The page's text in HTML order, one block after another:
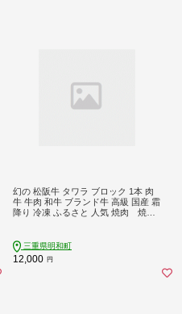
幻の 松阪牛 タワラ ブロック 1本 肉
牛 牛肉 和牛 ブランド牛 高級 国産 霜
降り 冷凍 ふるさと 人気 焼肉 焼肉
塊 厳選 希少 煮込み 濃厚 旨味 やわら
か やわらかい タン 炒め SS110
三重県明和町
12,000 円